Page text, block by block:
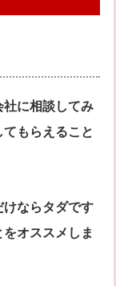
に相談してみ
もらえること
けならタダです
オススメしま